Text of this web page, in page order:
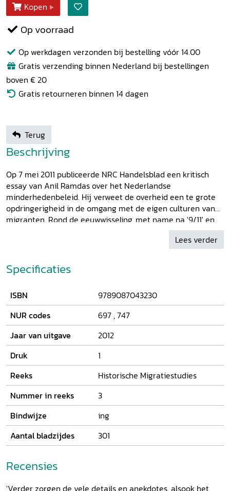
Kopen
Op voorraad
Op werkdagen verzonden bij bestelling vóór 14.00
Gratis verzending binnen Nederland bij bestellingen
boven € 20
Gratis retourneren binnen 14 dagen
Terug
Beschrijving
Op 7 mei 2011 publiceerde NRC Handelsblad een kritisch
essay van Anil Ramdas over het Nederlandse
minderhedenbeleid. Hij verweet de overheid een te grote
opdringerigheid in de omgang met de eigen culturen van
migranten. Rond de eeuwwisseling, met name na '9/11' en
de moord op Theo van Gogh in 2004, was er sprake van
een beweging naar het andere uiterste: 'de overheid voelt
maar om de eigen culturen te bestrijden!' In
herkomst, waarin de banden van Marokkaanse migranten
houding van de Nederlandse overheid en de
verschuivingen aan Marokkaanse zijde. Haar analyse van
het Marokkaanse emigratiebeleid en levensverhalen van
Marokkanen maakt duidelijke welke factoren de aard en de
omvang van de banden met Marokko tussen 1960 en 2010
hebben bepaald.
Lees verder
Specificaties
ISBN
9789087043230
NUR codes
697 ,747
Jaar van uitgave
2012
Druk
1
Reeks
Historische Migratiestudies
Nummer in reeks
3
Bindwijze
ing
Aantal bladzijdes
301
Recensies
'Verder zorgen de vele details en anekdotes, alsook het